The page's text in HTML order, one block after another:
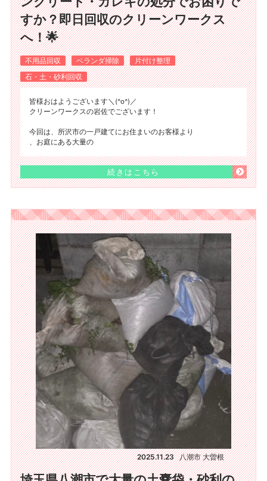
すか？即日回収のクリーンワークス
へ！🌟
不用品回収 ベランダ掃除
片付け整理
石・土・砂利回収
皆様おはようございます＼(^o^)／
クリーンワークスの岩佐でございます！
今回は、所沢市の一戸建てにお住まいのお客様より
、お庭にある大量の
続きはこちら
2025.11.23 八潮市 大曽根